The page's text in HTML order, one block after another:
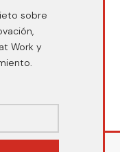
sobre
Work y